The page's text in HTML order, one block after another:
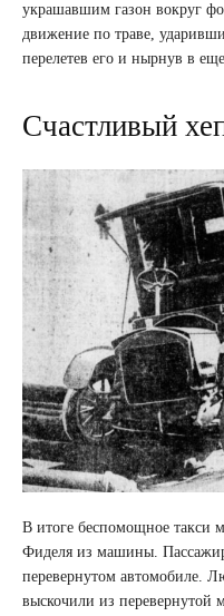
украшавшим газон вокруг
движение по траве,
перелетев его и нырнув в
Счастливый
В итоге беспомощное такси
Фиделя из машины.
перевернутом автомобиле.
выскочили из